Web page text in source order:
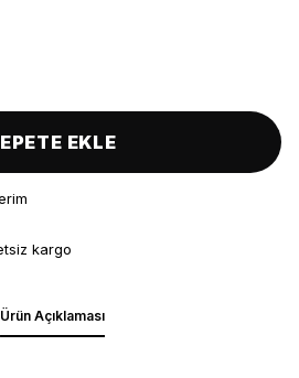
EKLE
kargo
Ürün Açıklaması